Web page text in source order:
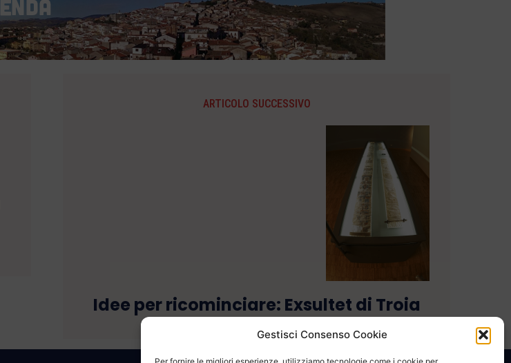
Gestisci Consenso Cookie
ARTICOLO SUCCESSIVO
Idee per ricominciare: Exsultet di Troia